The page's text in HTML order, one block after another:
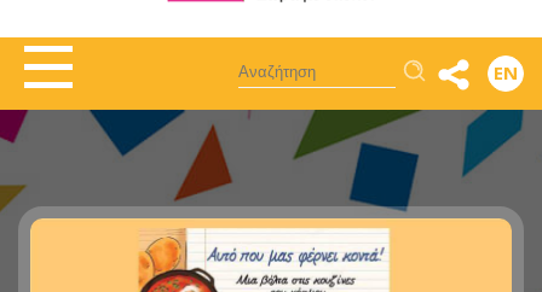
Αναζήτηση EN